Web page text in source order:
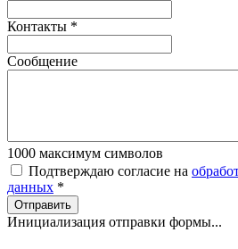
Контакты *
Сообщение
1000 максимум символов
Подтверждаю согласие на
данных *
Отправить
Инициализация отправки формы...